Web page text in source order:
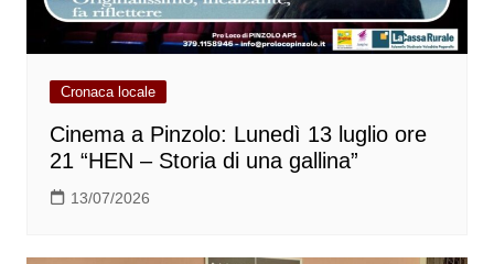
Cronaca locale
Cinema a Pinzolo: Lunedì 13 luglio ore
21 “HEN – Storia di una gallina”
13/07/2026